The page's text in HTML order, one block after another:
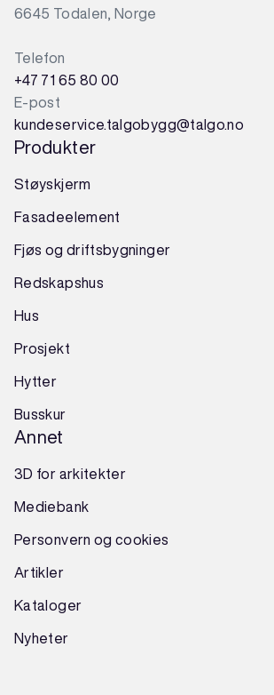
6645 Todalen, Norge
Telefon
+47 71 65 80 00
E-post
kundeservice.talgobygg@talgo.no
Produkter
Støyskjerm
Fasadeelement
Fjøs og driftsbygninger
Redskapshus
Hus
Prosjekt
Hytter
Busskur
Annet
3D for arkitekter
Mediebank
Personvern og cookies
Artikler
Kataloger
Nyheter